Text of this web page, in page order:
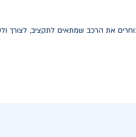
את הרכב שמתאים לתקציב, לצורך